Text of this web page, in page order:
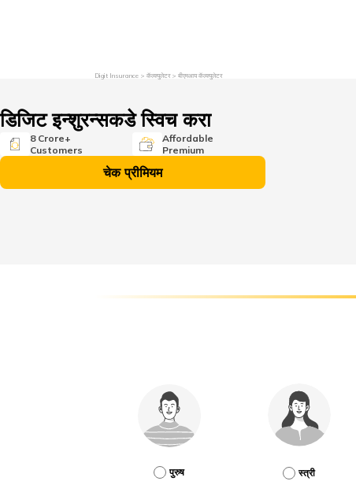
Digit Insurance कॅल्क्युलेटर बीएमआय कॅल्क्युलेटर
डिजिट इन्शुरन्सकडे स्विच करा
8 Crore+
Customers
Affordable
Premium
चेक प्रीमियम
पुरुष स्त्री